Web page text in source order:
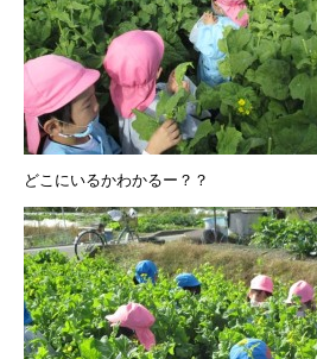
どこにいるかわかるー？？